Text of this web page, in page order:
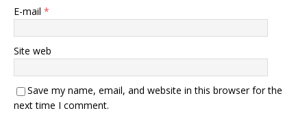
E-mail *
Site web
Save my name, email, and website in this browser for the
next time I comment.